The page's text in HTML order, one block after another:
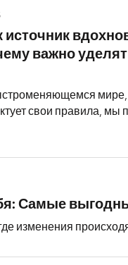
источник
важно
мире,
свои правила, мы
Самые
изменения